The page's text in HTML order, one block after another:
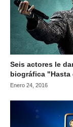
Seis actores le
biográfica
Enero 24, 2016